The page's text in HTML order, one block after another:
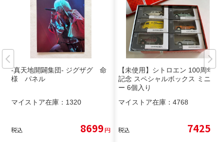
-真天地開闢集団- ジグザグ 命
様 パネル
マイストア在庫： 1320
税込 8699円
【未使用】シトロエン 100周年
記念 スペシャルボックス ミニカ
ー 6個入り
マイストア在庫： 4768
税込 7425